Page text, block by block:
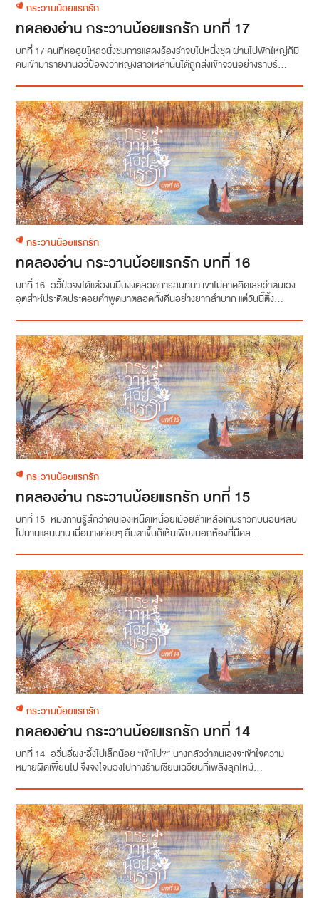
กระวานน้อยแรกรัก
ทดลองอ่าน กระวานน้อยแรกรัก บทที่ 17
บทที่ 17 คนที่หอฮุยโหลวนั่งชมการแสดงร้องรำจบไปหนึ่งชุด ผ่านไปพักใหญ่ก็มี
คนเข้ามารายงานอวี้ป๋อจงว่าหญิงสาวเหล่านั้นได้ถูกส่งเข้าจวนอย่างราบรื...
กระวานน้อยแรกรัก
ทดลองอ่าน กระวานน้อยแรกรัก บทที่ 16
บทที่ 16 อวี้ป๋อจงได้แต่ฉงนมึนงงตลอดการสนทนา เขาไม่คาดคิดเลยว่าตนเอง
อุตส่าห์ประดิดประดอยคำพูดมาตลอดทั้งคืนอย่างยากลำบาก แต่วันนี้ติ้ง...
กระวานน้อยแรกรัก
ทดลองอ่าน กระวานน้อยแรกรัก บทที่ 15
บทที่ 15 หมิงถานรู้สึกว่าตนเองเหน็ดเหนื่อยเมื่อยล้าเหลือเกินราวกับนอนหลับ
ไปนานแสนนาน เมื่อนางค่อยๆ ลืมตาขึ้นก็เห็นเพียงนอกห้องที่มืดส...
กระวานน้อยแรกรัก
ทดลองอ่าน กระวานน้อยแรกรัก บทที่ 14
บทที่ 14 อวิ๋นอี่ผงะอึ้งไปเล็กน้อย “เข้าไป?” นางกลัวว่าตนเองจะเข้าใจความ
หมายผิดเพี้ยนไป จึงจงใจมองไปทางร้านเซียนเฉวียนที่เพลิงลุกไหม้...